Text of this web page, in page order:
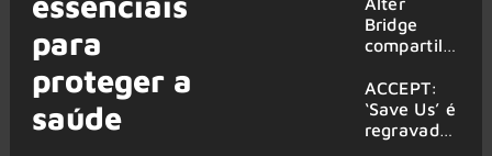
para
proteger a
saúde
Bridge
compartilh
vivo de
“Fortress”
gravada
ACCEPT:
‘Save Us’ é
regravada